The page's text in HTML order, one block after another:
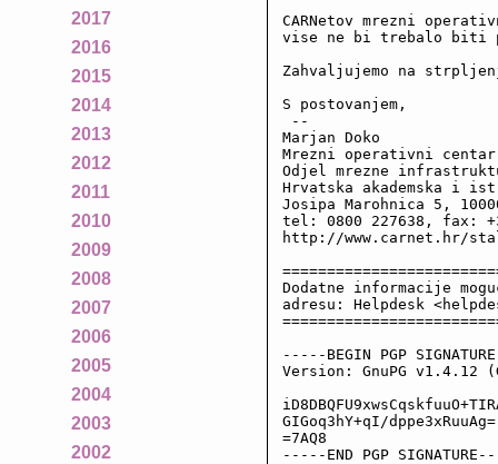
2017
2016
2015
2014
2013
2012
2011
2010
2009
2008
2007
2006
2005
2004
2003
2002
CARNetov mrezni
vise ne bi trebalo biti
Zahvaljujemo na
S postovanjem,
--
Marjan Doko
Mrezni operativni centar
Odjel mrezne
Hrvatska akademska i
Josipa Marohnica 5,
tel: 0800 227638, fax:
http://www.carnet.hr/
Dodatne informacije
adresu: Helpdesk
-----BEGIN PGP
Version: GnuPG v1.4.12
GIGoq3hY+qI/dppe3xRuuAg=
=7AQ8
-----END PGP